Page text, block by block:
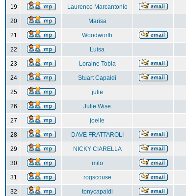
19 Laurence Marcantonio
20 Marisa
21 Woodworth
22 Luisa
23 Loraine Tobia
24 Stuart Capaldi
25 julie
26 Julie Wise
27 joelle
28 DAVE FRATTAROLI
29 NICKY CIARELLA
30 milo
31 rogscouse
32 tonycapaldi